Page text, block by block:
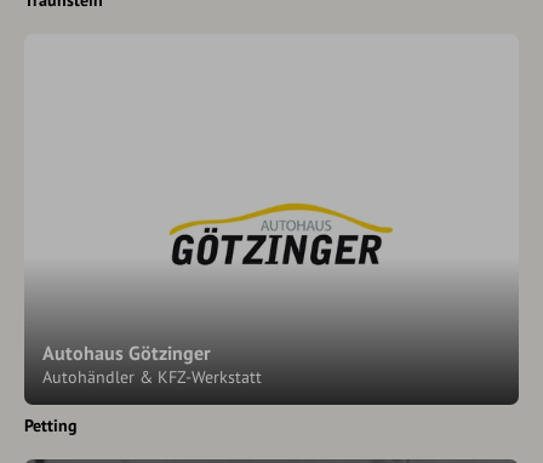
Autohaus Götzinger
Autohändler & KFZ-Werkstatt
Petting